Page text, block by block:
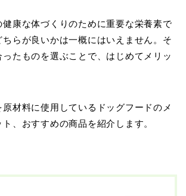
健康な体づくりのために重要な栄養素で
らが良いかは一概にはいえません。そ
たものを選ぶことで、はじめてメリッ
材料に使用しているドッグフードのメ
、おすすめの商品を紹介します。